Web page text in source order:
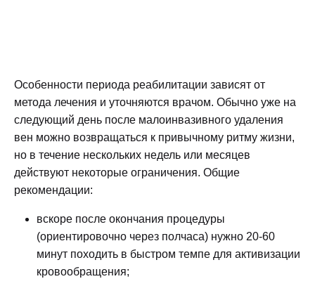
Особенности периода реабилитации зависят от
метода лечения и уточняются врачом. Обычно уже на
следующий день после малоинвазивного удаления
вен можно возвращаться к привычному ритму жизни,
но в течение нескольких недель или месяцев
действуют некоторые ограничения. Общие
рекомендации:
вскоре после окончания процедуры
(ориентировочно через полчаса) нужно 20-60
минут походить в быстром темпе для активизации
кровообращения;